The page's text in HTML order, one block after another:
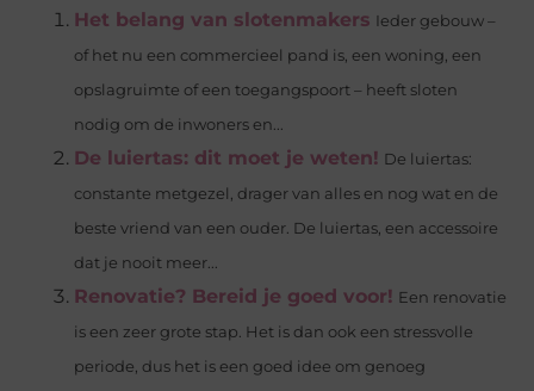
Het belang van slotenmakers Ieder gebouw –
of het nu een commercieel pand is, een woning, een
opslagruimte of een toegangspoort – heeft sloten
nodig om de inwoners en...
De luiertas: dit moet je weten! De luiertas:
constante metgezel, drager van alles en nog wat en de
beste vriend van een ouder. De luiertas, een accessoire
dat je nooit meer...
Renovatie? Bereid je goed voor! Een renovatie
is een zeer grote stap. Het is dan ook een stressvolle
periode, dus het is een goed idee om genoeg